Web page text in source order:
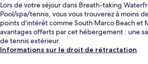
Lors de votre séjour dans Breath-taking
Pool/spa/tennis, vous vous trouverez à moins
points d'intérêt comme South Marco Beach et
avantages offerts par cet hébergement : une
de tennis extérieur.
Informations sur le droit de rétractation